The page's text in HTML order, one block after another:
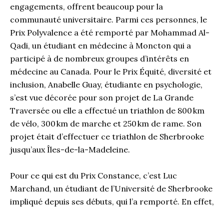
engagements, offrent beaucoup pour la
communauté universitaire. Parmi ces personnes, le
Prix Polyvalence a été remporté par Mohammad Al-
Qadi, un étudiant en médecine à Moncton qui a
participé à de nombreux groupes d’intérêts en
médecine au Canada. Pour le Prix Équité, diversité et
inclusion, Anabelle Guay, étudiante en psychologie,
s’est vue décorée pour son projet de La Grande
Traversée ou elle a effectué un triathlon de 800 km
de vélo, 300 km de marche et 250 km de rame. Son
projet était d’effectuer ce triathlon de Sherbrooke
jusqu’aux Îles-de-la-Madeleine.
Pour ce qui est du Prix Constance, c’est Luc
Marchand, un étudiant de l’Université de Sherbrooke
impliqué depuis ses débuts, qui l’a remporté. En effet,